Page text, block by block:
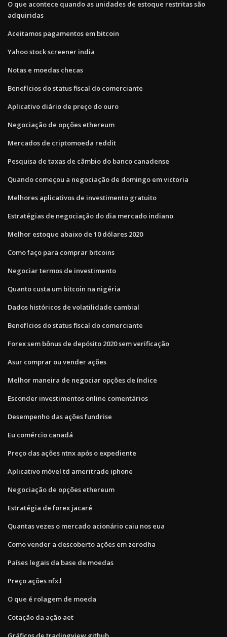
O que acontece quando as unidades de estoque restritas são
adquiridas
Aceitamos pagamentos em bitcoin
Yahoo stock screener india
Notas e moedas checas
Benefícios do status fiscal do comerciante
Aplicativo diário de preço do ouro
Negociação de opções ethereum
Mercados de criptomoeda reddit
Pesquisa de taxas de câmbio do banco canadense
Quando começou a negociação de domingo em victoria
Melhores aplicativos de investimento gratuito
Estratégias de negociação do dia mercado indiano
Melhor estoque abaixo de 10 dólares 2020
Como faço para comprar bitcoins
Negociar termos de investimento
Quanto custa um bitcoin na nigéria
Dados históricos de volatilidade cambial
Benefícios do status fiscal do comerciante
Forex sem bônus de depósito 2020 sem verificação
Asur comprar ou vender ações
Melhor maneira de negociar opções de índice
Esconder investimentos online comentários
Desempenho das ações fundrise
Eu comércio canadá
Preço das ações ntnx após o expediente
Aplicativo móvel td ameritrade iphone
Negociação de opções ethereum
Estratégia de forex jacaré
Quantas vezes o mercado acionário caiu nos eua
Como vender a descoberto ações em zerodha
Países legais da base de moedas
Preço ações nfx.l
O que é rolagem de moeda
Cotação da ação aet